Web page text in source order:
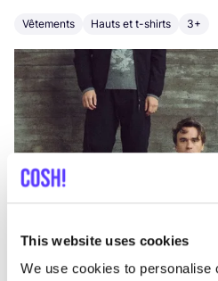
This website uses cookies
We use cookies to personalise
Vêtements Hauts et t-shirts 3+